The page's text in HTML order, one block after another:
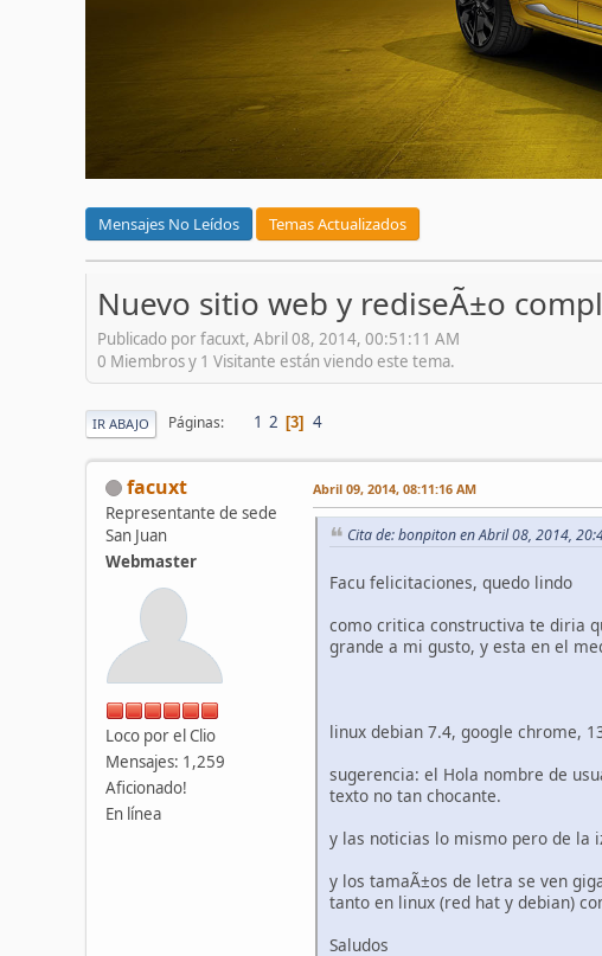
Mensajes No Leídos Temas Actualizados
Nuevo sitio web y rediseÃ±o
Publicado por facuxt, Abril 08, 2014, 00:51:11 AM
0 Miembros y 1 Visitante están viendo este tema.
IR ABAJO Páginas 1 2 3 4
facuxt
Representante de sede
San Juan
Webmaster
Loco por el Clio
Mensajes: 1,259
Aficionado!
En línea
Abril 09, 2014, 08:11:16 AM
Cita de: bonpiton en Abril 08, 2014,
Facu felicitaciones, quedo lindo
como critica constructiva te diria
grande a mi gusto, y esta en el
linux debian 7.4, google chrome,
sugerencia: el Hola nombre de
texto no tan chocante.
y las noticias lo mismo pero de la
y los tamaÃ±os de letra se ven
tanto en linux (red hat y debian)
Saludos